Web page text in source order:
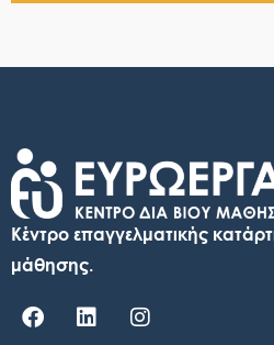
Κέντρο επαγγελματικής
μάθησης.